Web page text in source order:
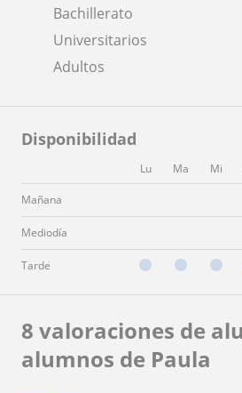
Bachillerato
Universitarios
Adultos
Disponibilidad
Lu Ma Mi
Mañana
Mediodía
Tarde
8 valoraciones de
alumnos de Paula